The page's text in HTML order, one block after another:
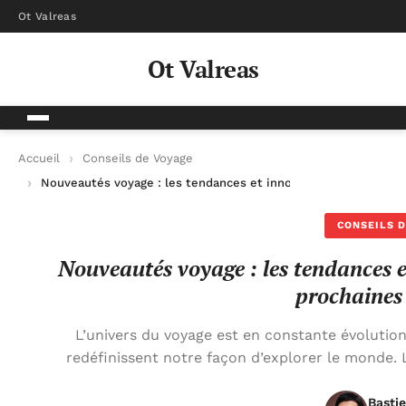
Ot Valreas
Ot Valreas
Accueil
Conseils de Voyage
Nouveautés voyage : les tendances et innovations à
CONSEILS
Nouveautés voyage : les
L’univers du voyage est en constante
redéfinissent notre façon d’explorer le